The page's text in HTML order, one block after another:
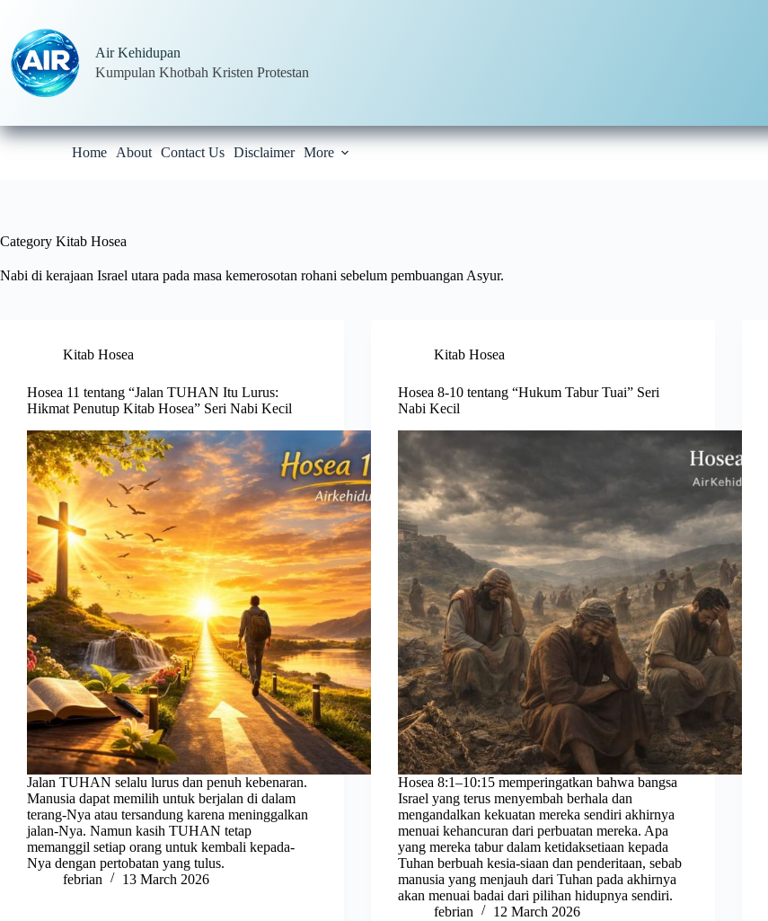
content
Air Kehidupan
Kumpulan Khotbah Kristen Protestan
Home About Contact Us Disclaimer More
Category Kitab Hosea
Nabi di kerajaan Israel utara pada masa kemerosotan rohani sebelum pembuangan Asyur.
Kitab Hosea
Hosea 11 tentang “Jalan TUHAN Itu Lurus:
Hikmat Penutup Kitab Hosea” Seri Nabi Kecil
Jalan TUHAN selalu lurus dan penuh kebenaran.
Manusia dapat memilih untuk berjalan di dalam
terang-Nya atau tersandung karena meninggalkan
jalan-Nya. Namun kasih TUHAN tetap
memanggil setiap orang untuk kembali kepada-
Nya dengan pertobatan yang tulus.
febrian
13 March 2026
Kitab Hosea
Hosea 8-10 tentang “Hukum Tabur Tuai” Seri
Nabi Kecil
Hosea 8:1–10:15 memperingatkan bahwa bangsa
Israel yang terus menyembah berhala dan
mengandalkan kekuatan mereka sendiri akhirnya
menuai kehancuran dari perbuatan mereka. Apa
yang mereka tabur dalam ketidaksetiaan kepada
Tuhan berbuah kesia-siaan dan penderitaan, sebab
manusia yang menjauh dari Tuhan pada akhirnya
akan menuai badai dari pilihan hidupnya sendiri.
febrian
12 March 2026